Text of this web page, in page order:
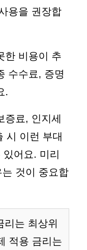
용을 권장합
한 비용이 추
수수료, 증명
.
증료, 인지세
시 이런 부대
어요. 미리
것이 중요합
리는 최상위
적용 금리는